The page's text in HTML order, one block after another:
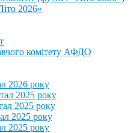
2026»
комітету АФДО
2026 року
2025 року
2025 року
2025 року
2025 року